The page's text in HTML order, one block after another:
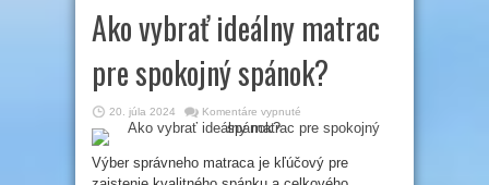
Ako vybrať ideálny matrac
pre spokojný spánok?
20. júla 2024 Komentáre vypnuté
vybrať
matrac
pre
spokojný
Výber správneho matraca je kľúčový pre